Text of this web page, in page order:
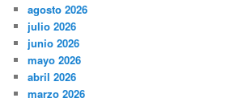
agosto 2026
julio 2026
junio 2026
mayo 2026
abril 2026
marzo 2026